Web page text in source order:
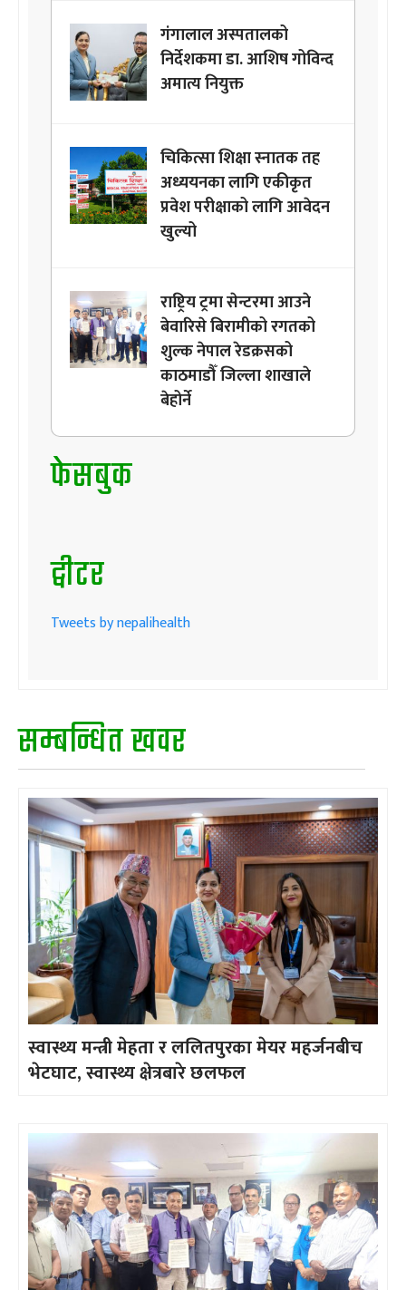
गंगालाल अस्पतालको
निर्देशकमा डा. आशिष गोविन्द
अमात्य नियुक्त
चिकित्सा शिक्षा स्नातक तह
अध्ययनका लागि एकीकृत
प्रवेश परीक्षाको लागि आवेदन
खुल्यो
राष्ट्रिय ट्रमा सेन्टरमा आउने
बेवारिसे बिरामीको रगतको
शुल्क नेपाल रेडक्रसको
काठमाडौँ जिल्ला शाखाले
बेहोर्ने
फेसबुक
ट्वीटर
Tweets by nepalihealth
सम्बन्धित खवर
स्वास्थ्य मन्त्री मेहता र ललितपुरका मेयर महर्जनबीच
भेटघाट, स्वास्थ्य क्षेत्रबारे छलफल